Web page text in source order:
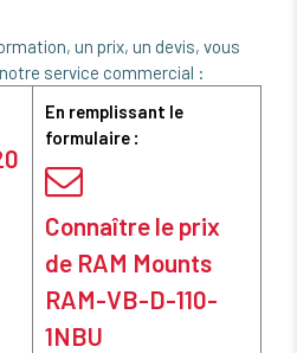
un prix, un devis, vous
service commercial :
En remplissant le
formulaire :
Connaître le prix
de RAM Mounts
RAM-VB-D-110-
1NBU